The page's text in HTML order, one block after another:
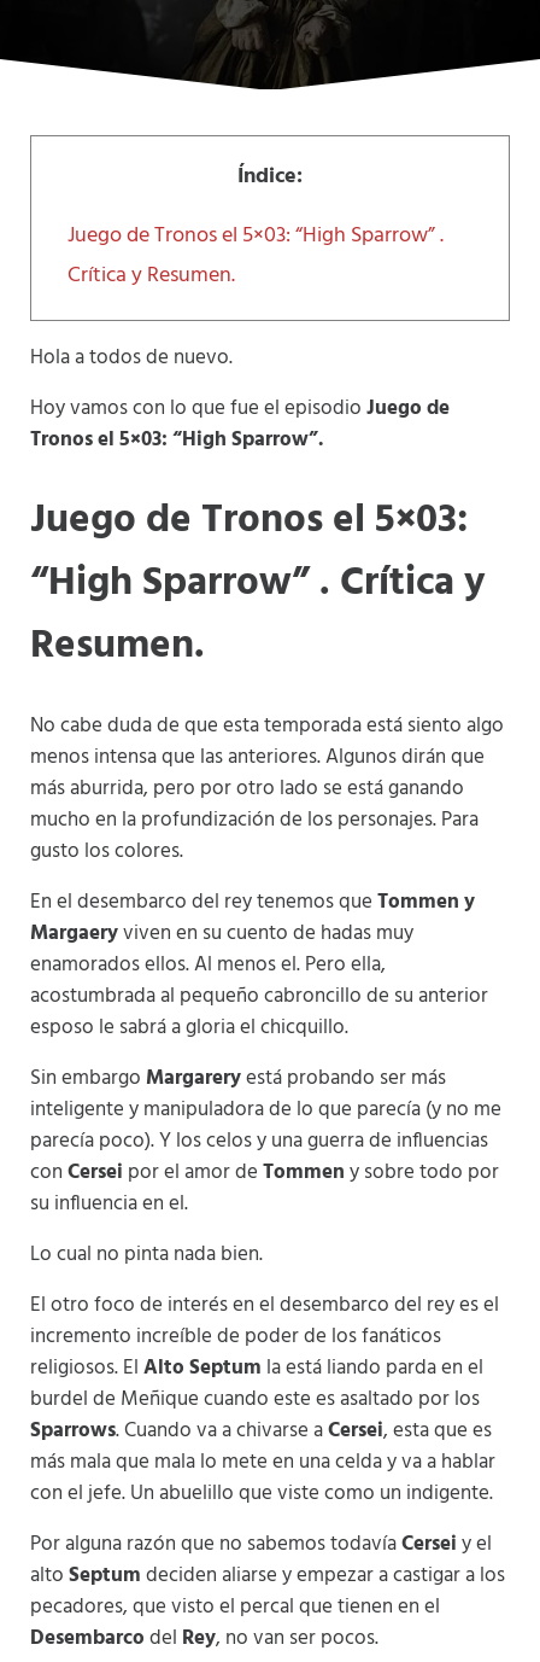
Índice:
Juego de Tronos el 5×03: “High Sparrow” .
Crítica y Resumen.
Hola a todos de nuevo.
Hoy vamos con lo que fue el episodioJuego de
Tronos el 5×03: “High Sparrow”.
Juego de Tronos el 5×03:
“High Sparrow” . Crítica y
Resumen.
No cabe duda de que esta temporada está siento algo
menos intensa que las anteriores. Algunos dirán que
más aburrida, pero por otro lado se está ganando
mucho en la profundización de los personajes. Para
gusto los colores.
En el desembarco del rey tenemos queTommen y
Margaeryviven en su cuento de hadas muy
enamorados ellos. Al menos el. Pero ella,
acostumbrada al pequeño cabroncillo de su anterior
esposo le sabrá a gloria el chicquillo.
Sin embargo Margareryestá probando ser más
inteligente y manipuladora de lo que parecía (y no me
parecía poco). Y los celos y una guerra de influencias
conCersei por el amor deTommeny sobre todo por
su influencia en el.
Lo cual no pinta nada bien.
El otro foco de interés en el desembarco del rey es el
incremento increíble de poder de los fanáticos
religiosos. ElAlto Septum la está liando parda en el
burdel de Meñique cuando este es asaltado por los
Sparrows. Cuando va a chivarse aCersei, esta que es
más mala que mala lo mete en una celda y va a hablar
con el jefe. Un abuelillo que viste como un indigente.
Por alguna razón que no sabemos todavíaCerseiy el
altoSeptumdeciden aliarse y empezar a castigar a los
pecadores, que visto el percal que tienen en el
Desembarcodel Rey, no van ser pocos.